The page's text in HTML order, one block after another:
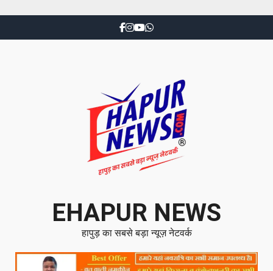
EHAPUR NEWS
हापुड़ का सबसे बड़ा न्यूज़ नेटवर्क